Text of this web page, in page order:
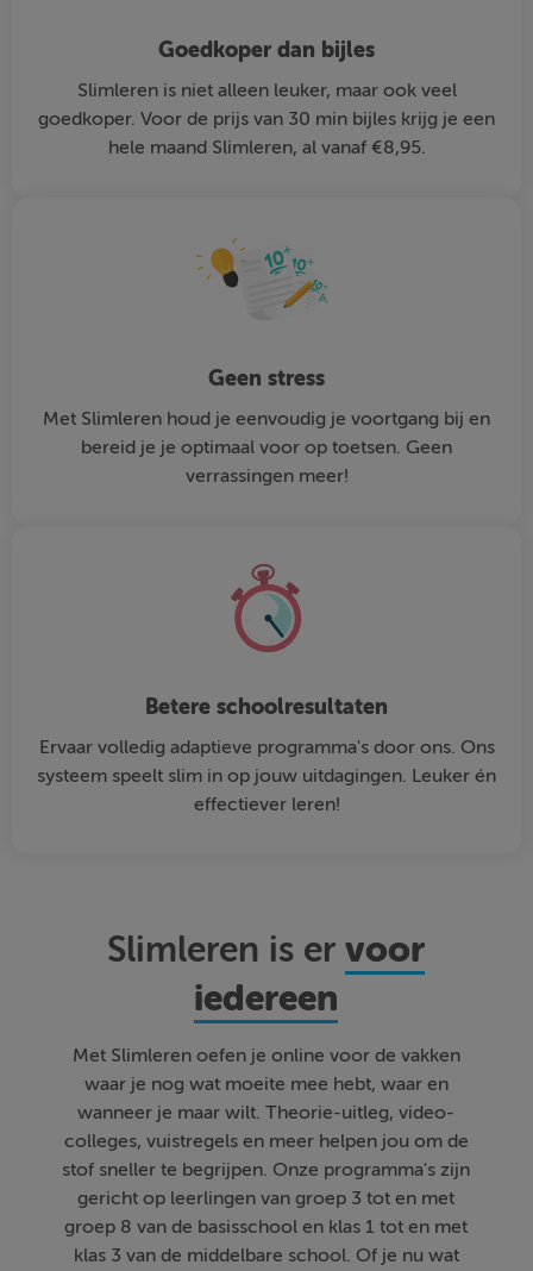
Goedkoper dan bijles
Slimleren is niet alleen leuker, maar ook veel
goedkoper. Voor de prijs van 30 min bijles krijg je een
hele maand Slimleren, al vanaf €8,95.
Geen stress
Met Slimleren houd je eenvoudig je voortgang bij en
bereid je je optimaal voor op toetsen. Geen
verrassingen meer!
Betere schoolresultaten
Ervaar volledig adaptieve programma's door ons. Ons
systeem speelt slim in op jouw uitdagingen. Leuker én
effectiever leren!
Slimleren is ervoor
iedereen
Met Slimleren oefen je online voor de vakken
waar je nog wat moeite mee hebt, waar en
wanneer je maar wilt. Theorie-uitleg, video-
colleges, vuistregels en meer helpen jou om de
stof sneller te begrijpen. Onze programma's zijn
gericht op leerlingen van groep 3 tot en met
groep 8 van de basisschool en klas 1 tot en met
klas 3 van de middelbare school. Of je nu wat